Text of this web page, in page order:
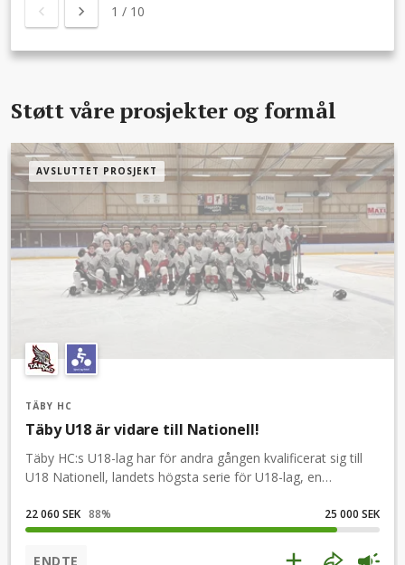
1 / 10
Støtt våre prosjekter og formål
AVSLUTTET PROSJEKT
TÄBY HC
Täby U18 är vidare till Nationell!
Täby HC:s U18-lag har för andra gången kvalificerat sig till
U18 Nationell, landets högsta serie för U18-lag, en
med det också klara för U18 Regional säsongen
2026/2027.Under säsongen kommer vi att möta några av
Sveriges främsta hockeyföreningar, bland annat, Luleå,
22 060 SEK 88% 25 000 SEK
ENDTE